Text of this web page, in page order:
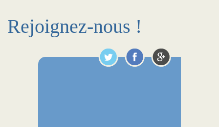
Rejoignez-nous !